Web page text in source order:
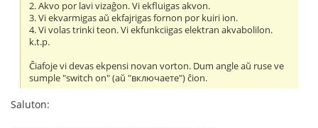
2. Akvo por lavi vizaĝon. Vi ekfluigas akvon.
3. Vi ekvarmigas aŭ ekfajrigas fornon por kuiri ion.
4. Vi volas trinki teon. Vi ekfunkciigas elektran akvabolilon.
k.t.p.
Ĉiafoje vi devas ekpensi novan vorton. Dum angle aŭ ruse ve
sumple "switch on" (aŭ "включаете") ĉion.
Saluton: